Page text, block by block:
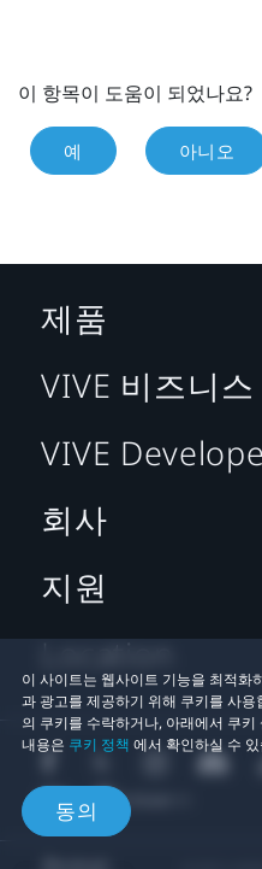
이 항목이 도움이 되었나요?
예 아니오
이 사이트는 웹사이트 기능을 최적화
과 광고를 제공하기 위해 쿠키를 사
의 쿠키를 수락하거나, 아래에서 쿠
내용은 쿠키 정책 에서 확인하실 수
동의
제품
VIVE 비즈니스
VIVE
회사
지원
Location